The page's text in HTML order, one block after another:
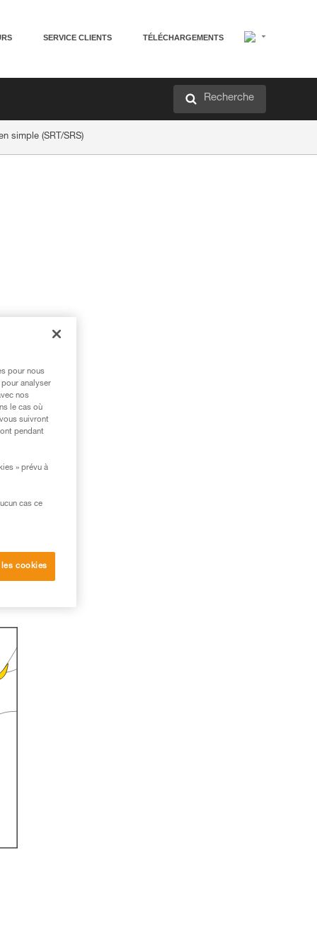
SERVICE CLIENTS TÉLÉCHARGEMENTS
Recherche
simple (SRT/SRS)
pour nous
analyser
nos
le cas où
suivront
pendant
» prévu à
cas ce
cookies